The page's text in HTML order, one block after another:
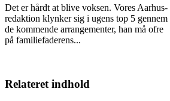
Det er hårdt at blive voksen. Vores Aarhus-
redaktion klynker sig i ugens top 5 gennem
de kommende arrangementer, han må ofre
på familiefaderens...
Relateret indhold